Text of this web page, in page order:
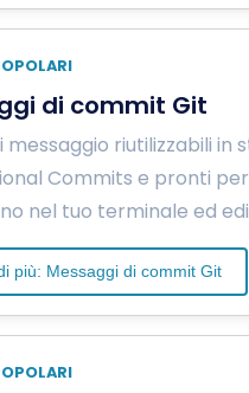
di commit Git
messaggio riutilizzabili in
Commits e pronti per
nel tuo terminale ed
più: Messaggi di commit Git